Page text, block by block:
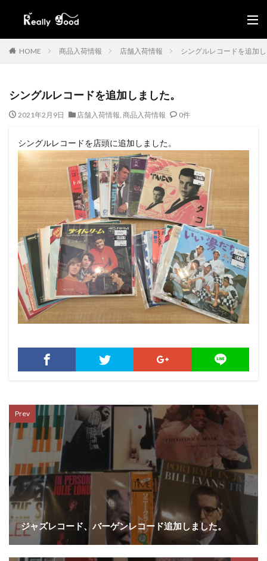
HOME 商品入荷情報 店舗入荷情報 シングルレコードを追加
シングルレコードを追加しました。
2021年2月9日 店舗入荷情報, 商品入荷情報 0件
シングルレコードを店頭に追加しました。
Prev
ジャズレコード、バーゲンレコード追加しました。